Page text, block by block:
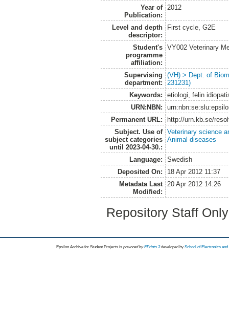
Year of
Publication:
2012
Level and depth
descriptor:
First cycle, G2E
Student's
programme
affiliation:
VY002 Veterinary
Supervising
department:
(VH) > Dept. of
231231)
Keywords:
etiologi, felin
URN:NBN:
Permanent URL:
http://urn.kb.se/
Subject. Use of
subject categories
until 2023-04-30.:
Veterinary science
Animal diseases
Language:
Swedish
Deposited On:
18 Apr 2012 11:37
Metadata Last
Modified:
20 Apr 2012 14:26
Repository Staff
Epsilon Archive for Student Projects is powored byEPrints 3 developed by School of Electronics